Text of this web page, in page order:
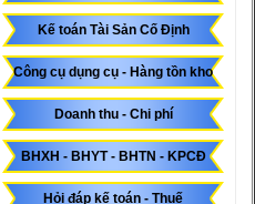
Kế toán Tài Sản Cố Định
Công cụ dụng cụ - Hàng tồn kho
Doanh thu - Chi phí
BHXH - BHYT - BHTN - KPCĐ
Hỏi đáp kế toán - Thuế